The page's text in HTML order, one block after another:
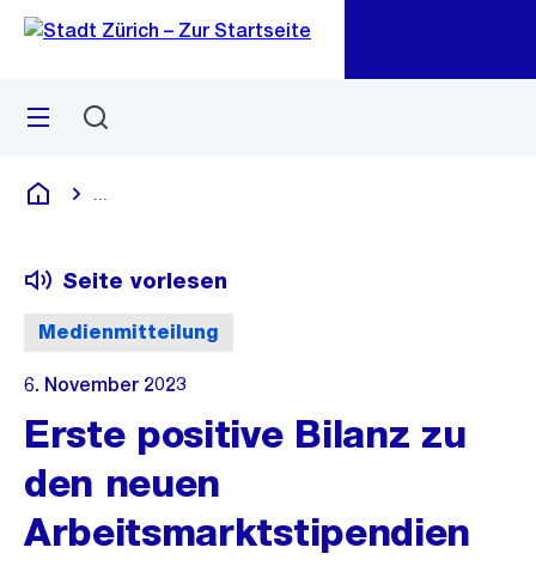
Navigation
Sprunglink
Menü
Deutsch
Medienmitteilung
Seite vorlesen
6. November 2023
Erste positive Bilanz zu
den neuen
Arbeitsmarktstipendien